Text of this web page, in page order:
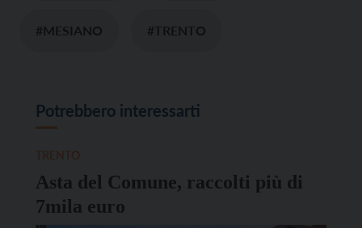
#MESIANO #TRENTO
Potrebbero interessarti
Asta del Comune, raccolti più di
7mila euro